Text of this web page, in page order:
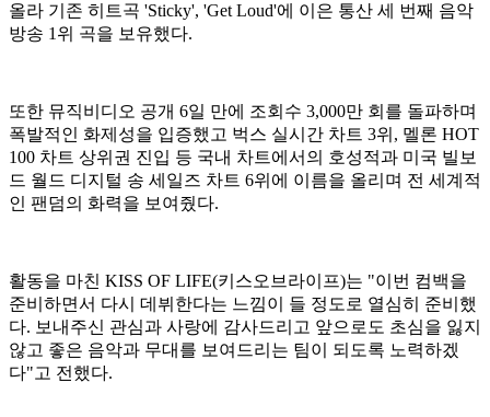
올라 기존 히트곡 'Sticky', 'Get Loud'에 이은 통산 세 번째 음악
방송 1위 곡을 보유했다.
또한 뮤직비디오 공개 6일 만에 조회수 3,000만 회를 돌파하며
폭발적인 화제성을 입증했고 벅스 실시간 차트 3위, 멜론 HOT
100 차트 상위권 진입 등 국내 차트에서의 호성적과 미국 빌보
드 월드 디지털 송 세일즈 차트 6위에 이름을 올리며 전 세계적
인 팬덤의 화력을 보여줬다.
활동을 마친 KISS OF LIFE(키스오브라이프)는 "이번 컴백을
준비하면서 다시 데뷔한다는 느낌이 들 정도로 열심히 준비했
다. 보내주신 관심과 사랑에 감사드리고 앞으로도 초심을 잃지
않고 좋은 음악과 무대를 보여드리는 팀이 되도록 노력하겠
다"고 전했다.